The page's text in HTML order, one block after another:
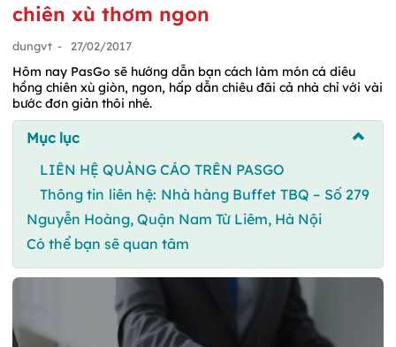
chiên xù thơm ngon
dungvt - 27/02/2017
Hôm nay PasGo sẽ hướng dẫn bạn cách làm món cá diêu
hồng chiên xù giòn, ngon, hấp dẫn chiêu đãi cả nhà chỉ với vài
bước đơn giản thôi nhé.
Mục lục
LIÊN HỆ QUẢNG CÁO TRÊN PASGO
Thông tin liên hệ: Nhà hàng Buffet TBQ – Số 279
Nguyễn Hoàng, Quận Nam Từ Liêm, Hà Nội
Có thể bạn sẽ quan tâm